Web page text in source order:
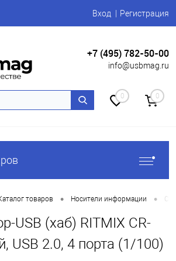
Вход Регистрация
+7 (495) 782-50-00
info@usbmag.ru
0 0
товаров • Носители информации •
USB (хаб) RITMIX CR-
USB 2.0, 4 порта (1/100)